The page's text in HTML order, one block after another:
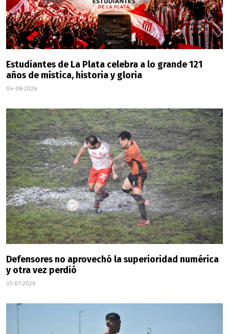
Estudiantes de La Plata celebra a lo grande 121
años de mística, historia y gloria
04-08-2026
Defensores no aprovechó la superioridad numérica
y otra vez perdió
31-07-2026